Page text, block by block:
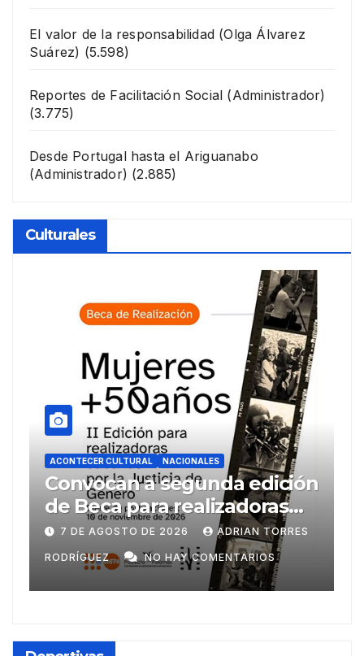
El valor de la responsabilidad (Olga Álvarez
Suárez) (5.598)
Reportes de Facilitación Social (Administrador)
(3.775)
Desde Portugal hasta el Ariguanabo
(Administrador) (2.885)
Culturales
ACONTECER CULTURAL NACIONALES
Convocan a segunda edición
de Beca para realizadoras
mayores de 50 años
7 DE AGOSTO DE 2026 ADRIAN TORRES
RODRÍGUEZ NO HAY COMENTARIOS